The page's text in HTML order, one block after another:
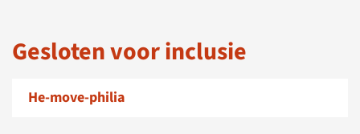
Gesloten voor inclusie
He-move-philia